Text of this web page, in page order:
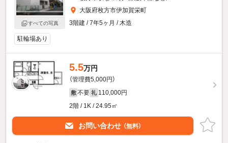
すべての写真
大阪府枚方市伊加賀栄町
3階建 / 7年5ヶ月 / 木造
駐輪場あり
5.5万円
（管理費5,000円）
敷 不要 礼 110,000円
2階 / 1K / 24.95㎡
お問い合わせ （無料）